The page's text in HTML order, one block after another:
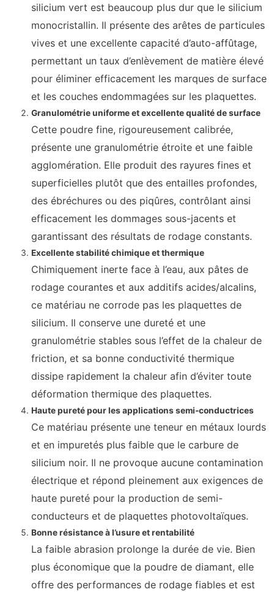
silicium vert est beaucoup plus dur que le silicium
monocristallin. Il présente des arêtes de particules
vives et une excellente capacité d’auto-affûtage,
permettant un taux d’enlèvement de matière élevé
pour éliminer efficacement les marques de surface
et les couches endommagées sur les plaquettes.
Granulométrie uniforme et excellente qualité de surface
Cette poudre fine, rigoureusement calibrée,
présente une granulométrie étroite et une faible
agglomération. Elle produit des rayures fines et
superficielles plutôt que des entailles profondes,
des ébréchures ou des piqûres, contrôlant ainsi
efficacement les dommages sous-jacents et
garantissant des résultats de rodage constants.
Excellente stabilité chimique et thermique
Chimiquement inerte face à l’eau, aux pâtes de
rodage courantes et aux additifs acides/alcalins,
ce matériau ne corrode pas les plaquettes de
silicium. Il conserve une dureté et une
granulométrie stables sous l’effet de la chaleur de
friction, et sa bonne conductivité thermique
dissipe rapidement la chaleur afin d’éviter toute
déformation thermique des plaquettes.
Haute pureté pour les applications semi-conductrices
Ce matériau présente une teneur en métaux lourds
et en impuretés plus faible que le carbure de
silicium noir. Il ne provoque aucune contamination
électrique et répond pleinement aux exigences de
haute pureté pour la production de semi-
conducteurs et de plaquettes photovoltaïques.
Bonne résistance à l’usure et rentabilité
La faible abrasion prolonge la durée de vie. Bien
plus économique que la poudre de diamant, elle
offre des performances de rodage fiables et est